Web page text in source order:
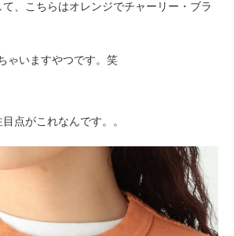
、こちらはオレンジでチャーリー・ブラ
ゃいますやつです。笑
点がこれなんです。。